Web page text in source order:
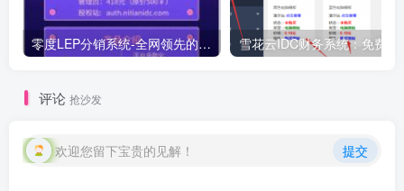
零度LEP分销系统-全网领先的EP分销系统-1.1版本正式发布
评论 抢沙发
欢迎您留下宝贵的见解！ 提交